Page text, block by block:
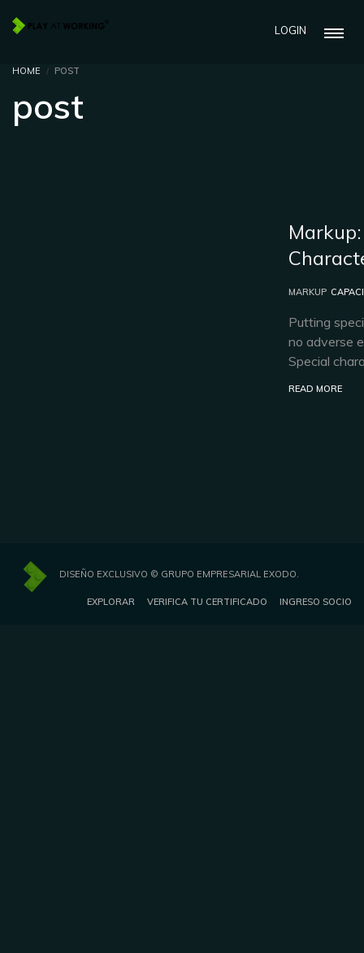
LOGIN
HOME POST
post
MARKUP
Putting
no adverse
Special
READ MORE
DISEÑO EXCLUSIVO © GRUPO EMPRESARIAL EXODO.
EXPLORAR VERIFICA TU CERTIFICADO INGRESO SOCIO